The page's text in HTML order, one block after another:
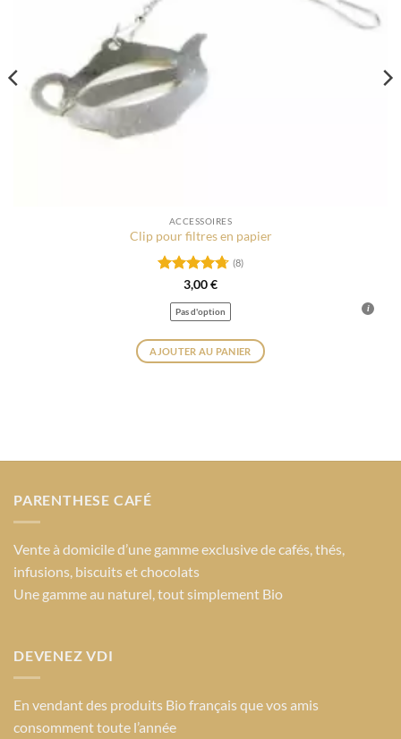
ACCESSOIRES
Clip pour filtres en papier
Note4.75
(8)
3,00€
Pas d'option
AJOUTER AU PANIER
Les
sur
page
PARENTHESE CAFÉ
Vente à domicile d’une gamme exclusive de cafés, thés,
infusions, biscuits et chocolats
Une gamme au naturel, tout simplement Bio
DEVENEZ VDI
En vendant des produits Bio français que vos amis
consomment toute l’année